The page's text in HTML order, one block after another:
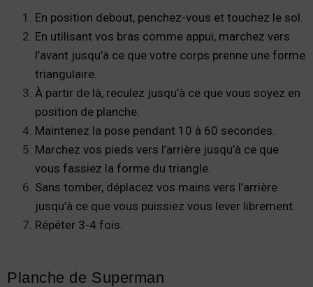
En position debout, penchez-vous et touchez le sol.
En utilisant vos bras comme appui, marchez vers
l’avant jusqu’à ce que votre corps prenne une forme
triangulaire.
À partir de là, reculez jusqu’à ce que vous soyez en
position de planche.
Maintenez la pose pendant 10 à 60 secondes.
Marchez vos pieds vers l’arrière jusqu’à ce que
vous fassiez la forme du triangle.
Sans tomber, déplacez vos mains vers l’arrière
jusqu’à ce que vous puissiez vous lever librement.
Répéter 3-4 fois.
Planche de Superman